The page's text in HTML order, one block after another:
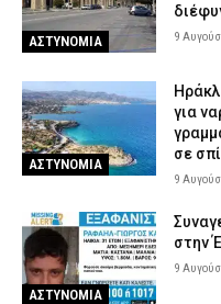
ΑΣΤΥΝΟΜΙΑ 9
ΑΣΤΥΝΟΜΙΑ
για
σε
9
ΑΣΤΥΝΟΜΙΑ
στην
9